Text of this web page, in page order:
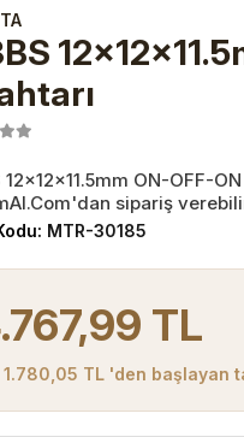
12x12x11.5mm ON-OFF-
sipariş
MTR-30185
TL
1.780,05 TL 'den başlayan